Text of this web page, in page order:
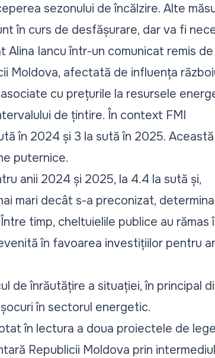
sezonului de încălzire. Alte
în curs de desfășurare, dar va fi
Alina Iancu într-un comunicat remis de
Moldova, afectată de influența
cu prețurile la resursele
de țintire. În context FMI
în 2024 și 3 la sută în 2025. Această
puternice.
anii 2024 și 2025, la 4.4 la sută și,
mari decât s-a preconizat,
timp, cheltuielile publice au rămas
în favoarea investițiilor pentru
de înrăutățire a situației, în principal
în sectorul energetic.
în lectura a doua proiectele de
Republicii Moldova prin intermediul